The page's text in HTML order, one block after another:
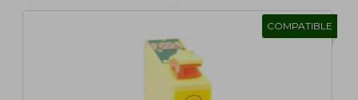
COMPATIBLE